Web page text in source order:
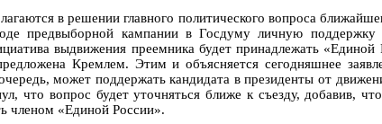
в решении главного политического вопроса
предвыборной кампании в Госдуму личную поддержку
выдвижения преемника будет принадлежать «Единой
Кремлем. Этим и объясняется сегодняшнее
может поддержать кандидата в президенты от
что вопрос будет уточняться ближе к съезду, добавив,
членом «Единой России».